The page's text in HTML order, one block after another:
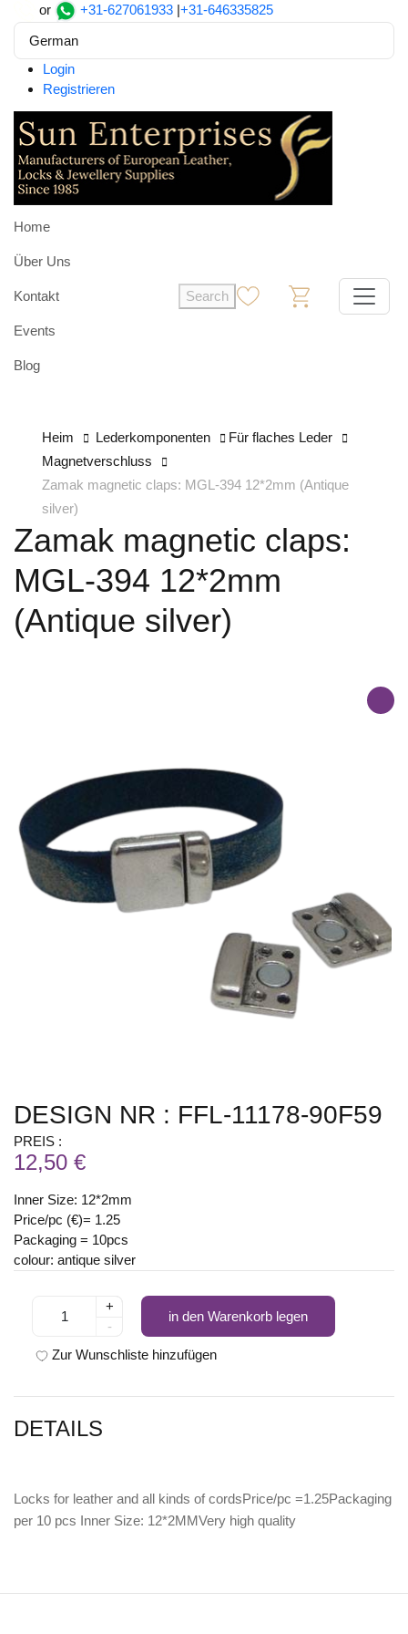
or +31-627061933 |+31-646335825
German
Login
Registrieren
Home
Über Uns
Kontakt
Events
Blog
Search
Heim Lederkomponenten
Für flaches Leder
Magnetverschluss
Zamak magnetic claps: MGL-394 12*2mm (Antique
silver)
Zamak magnetic claps:
MGL-394 12*2mm
(Antique silver)
DESIGN NR : FFL-11178-90F59
PREIS :
12,50 €
Inner Size: 12*2mm
Price/pc (€)= 1.25
Packaging = 10pcs
colour: antique silver
+
-
in den Warenkorb legen
Zur Wunschliste hinzufügen
DETAILS
Locks for leather and all kinds of cordsPrice/pc =1.25Packaging
per 10 pcs Inner Size: 12*2MMVery high quality